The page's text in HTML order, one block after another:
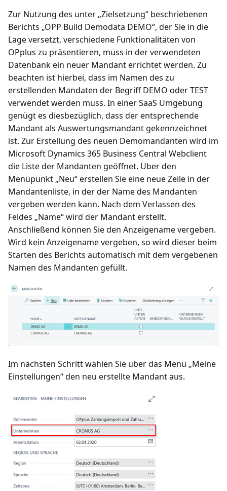
Zur Nutzung des unter „Zielsetzung“ beschriebenen
Berichts „OPP Build Demodata DEMO“, der Sie in die
Lage versetzt, verschiedene Funktionalitäten von
OPplus zu präsentieren, muss in der verwendeten
Datenbank ein neuer Mandant errichtet werden. Zu
beachten ist hierbei, dass im Namen des zu
erstellenden Mandaten der Begriff DEMO oder TEST
verwendet werden muss. In einer SaaS Umgebung
genügt es diesbezüglich, dass der entsprechende
Mandant als Auswertungsmandant gekennzeichnet
ist. Zur Erstellung des neuen Demomandanten wird im
Microsoft Dynamics 365 Business Central Webclient
die Liste der Mandanten geöffnet. Über den
Menüpunkt „Neu“ erstellen Sie eine neue Zeile in der
Mandantenliste, in der der Name des Mandanten
vergeben werden kann. Nach dem Verlassen des
Feldes „Name“ wird der Mandant erstellt.
Anschließend können Sie den Anzeigename vergeben.
Wird kein Anzeigename vergeben, so wird dieser beim
Starten des Berichts automatisch mit dem vergebenen
Namen des Mandanten gefüllt.
Im nächsten Schritt wählen Sie über das Menü „Meine
Einstellungen“ den neu erstellte Mandant aus.